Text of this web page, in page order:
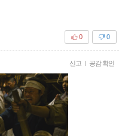
0
0
신고 | 공감 확인